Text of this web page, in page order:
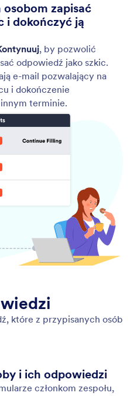
do społeczności
formularze w Galerii
korzystać z nich
Jotform oferuje wiele
czynią przesyłanie
niż kiedykolwiek.